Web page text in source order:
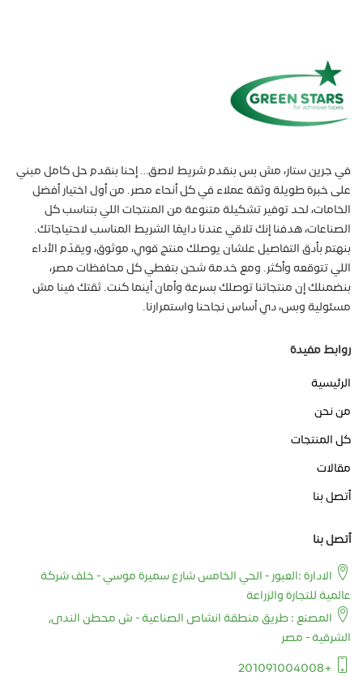
في جرين ستار، مش بس بنقدم شريط لاصق… إحنا بنقدم حل كامل مبني
على خبرة طويلة وثقة عملاء في كل أنحاء مصر. من أول اختيار أفضل
الخامات، لحد توفير تشكيلة متنوعة من المنتجات اللي بتناسب كل
الصناعات، هدفنا إنك تلاقي عندنا دايمًا الشريط المناسب لاحتياجاتك.
بنهتم بأدق التفاصيل علشان يوصلك منتج قوي، موثوق، ويقدّم الأداء
اللي تتوقعه وأكثر. ومع خدمة شحن بتغطي كل محافظات مصر،
بنضمنلك إن منتجاتنا توصلك بسرعة وأمان أينما كنت. ثقتك فينا مش
مسئولية وبس، دي أساس نجاحنا واستمرارنا.
روابط مفيدة
الرئيسية
من نحن
كل المنتجات
مقالات
أتصل بنا
أتصل بنا
الادارة :العبور - الحي الخامس شارع سميرة موسي - خلف شركة
عالمية للتجارة والزراعة
المصنع : طريق منطقة انشاص الصناعية - ش محطن الندى,
الشرقية - مصر
+201091004008